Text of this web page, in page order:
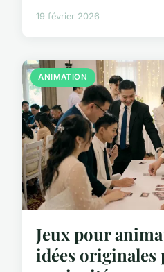
19 février 2026
ANIMATION
Jeux pour
idées